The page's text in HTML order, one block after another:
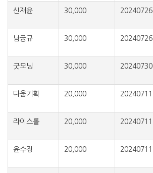
신재윤 30,000 20240726
남궁규 30,000 20240726
굿모닝 30,000 20240730
다움기획 20,000 20240711
라이스롤 20,000 20240711
윤수정 20,000 20240711